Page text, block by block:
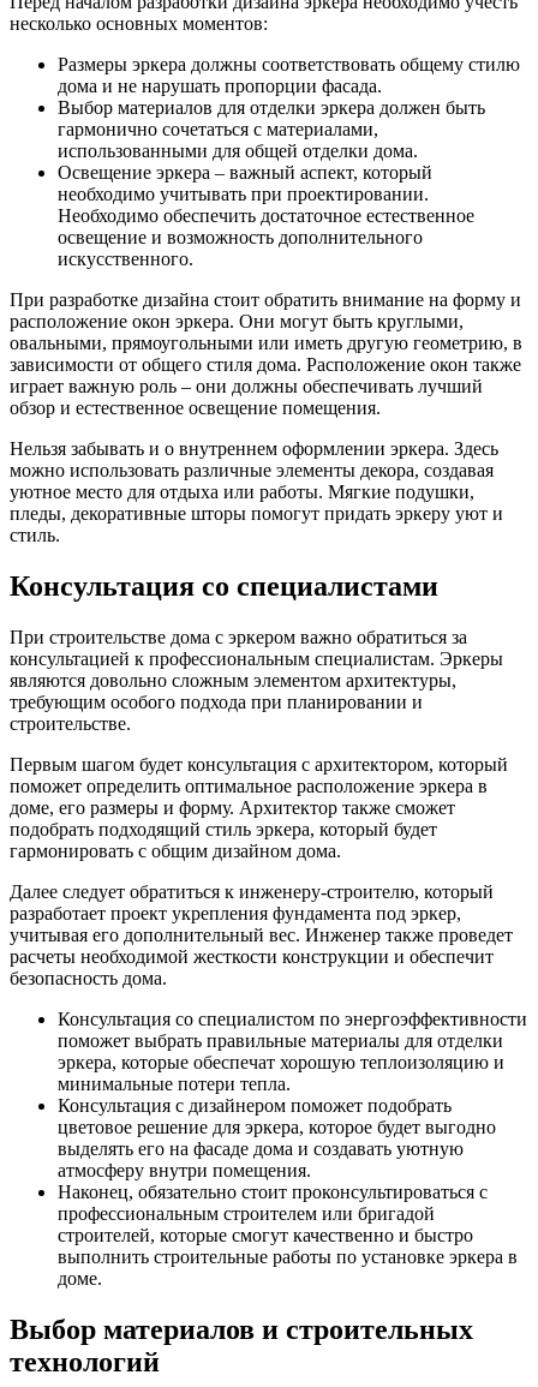
несколько основных моментов:
Размеры эркера должны соответствовать общему стилю
дома и не нарушать пропорции фасада.
Выбор материалов для отделки эркера должен быть
гармонично сочетаться с материалами,
использованными для общей отделки дома.
Освещение эркера – важный аспект, который
необходимо учитывать при проектировании.
Необходимо обеспечить достаточное естественное
освещение и возможность дополнительного
искусственного.
При разработке дизайна стоит обратить внимание на форму и
расположение окон эркера. Они могут быть круглыми,
овальными, прямоугольными или иметь другую геометрию, в
зависимости от общего стиля дома. Расположение окон также
играет важную роль – они должны обеспечивать лучший
обзор и естественное освещение помещения.
Нельзя забывать и о внутреннем оформлении эркера. Здесь
можно использовать различные элементы декора, создавая
уютное место для отдыха или работы. Мягкие подушки,
пледы, декоративные шторы помогут придать эркеру уют и
стиль.
Консультация со специалистами
При строительстве дома с эркером важно обратиться за
консультацией к профессиональным специалистам. Эркеры
являются довольно сложным элементом архитектуры,
требующим особого подхода при планировании и
строительстве.
Первым шагом будет консультация с архитектором, который
поможет определить оптимальное расположение эркера в
доме, его размеры и форму. Архитектор также сможет
подобрать подходящий стиль эркера, который будет
гармонировать с общим дизайном дома.
Далее следует обратиться к инженеру-строителю, который
разработает проект укрепления фундамента под эркер,
учитывая его дополнительный вес. Инженер также проведет
расчеты необходимой жесткости конструкции и обеспечит
безопасность дома.
Консультация со специалистом по энергоэффективности
поможет выбрать правильные материалы для отделки
эркера, которые обеспечат хорошую теплоизоляцию и
минимальные потери тепла.
Консультация с дизайнером поможет подобрать
цветовое решение для эркера, которое будет выгодно
выделять его на фасаде дома и создавать уютную
атмосферу внутри помещения.
Наконец, обязательно стоит проконсультироваться с
профессиональным строителем или бригадой
строителей, которые смогут качественно и быстро
выполнить строительные работы по установке эркера в
доме.
Выбор материалов и строительных
технологий